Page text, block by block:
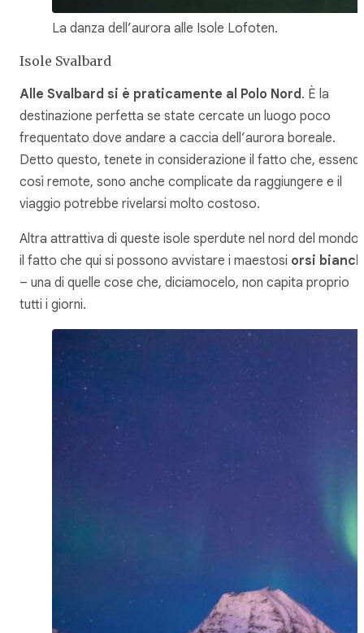
La danza dell’aurora alle Isole Lofoten.
Isole Svalbard
Alle Svalbard si è praticamente al Polo Nord. È la
destinazione perfetta se state cercate un luogo poco
frequentato dove andare a caccia dell’aurora boreale.
Detto questo, tenete in considerazione il fatto che,
così remote, sono anche complicate da raggiungere e il
viaggio potrebbe rivelarsi molto costoso.
Altra attrattiva di queste isole sperdute nel nord del mondo
il fatto che qui si possono avvistare i maestosi orsi
– una di quelle cose che, diciamocelo, non capita proprio
tutti i giorni.